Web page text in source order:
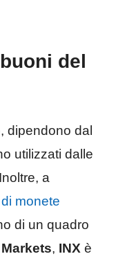
del
dipendono dal
utilizzati dalle
a
monete
di un quadro
, INX è